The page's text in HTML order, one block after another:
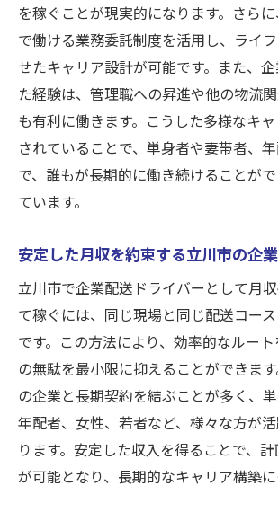
立川市でのライフスタイルに
送
家族と両立できる企業配送の
働き方を柔軟に調整できる企
初心者でも安心！立川市の企業配
スタート
初心者がキャリアを築くため
立川市の企業配送での成長機
業務をスムーズに始めるため
未経験から始める企業配送の
女性ドライバーが安定して月収40
めの秘訣
女性に適した企業配送の働き
立川市で女性ドライバーが活
を稼ぐことが現実的になります。さら
で働ける業務委託制度を活用し、ライ
せたキャリア設計が可能です。また、
た経験は、管理職への昇進や他の物流
も有利に働きます。こうした多様なキ
されていることで、単身者や妻帯者、
で、誰もが長期的に働き続けることが
ています。
安定した月収を約束する立川市の企
立川市で企業配送ドライバーとして月
て稼ぐには、同じ現場と同じ配送コー
です。この方法により、効率的なルー
の無駄を最小限に抑えることができま
の企業と長期契約を結ぶことが多く、単
年配者、女性、若者など、様々な方が
ります。安定した収入を得ることで、
が可能となり、長期的なキャリア構築に